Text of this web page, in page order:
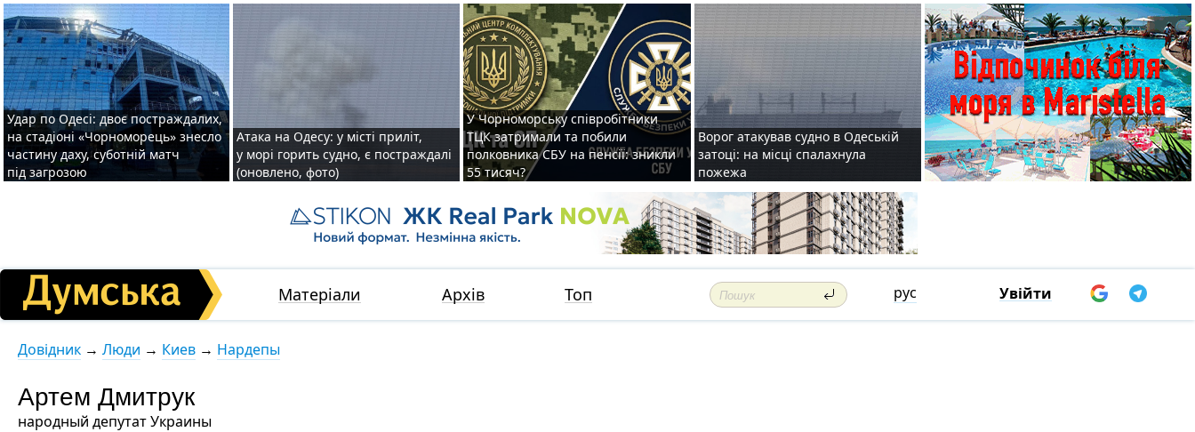
Удар по Одесі: двоє постраждалих,
на стадіоні «Чорноморець» знесло
частину даху, суботній матч
під загрозою
Атака на Одесу: у місті приліт,
у морі горить судно, є постраждалі
(оновлено, фото)
У Чорноморську співробітники
ТЦК затримали та побили
полковника СБУ на пенсії: зникли
55 тисяч?
Ворог атакував судно в Одеській
затоці: на місці спалахнула
пожежа
Матеріали Архів Топ рус Увійти
Довідник → Люди → Киев → Нардепы
Артем Дмитрук
народный депутат Украины